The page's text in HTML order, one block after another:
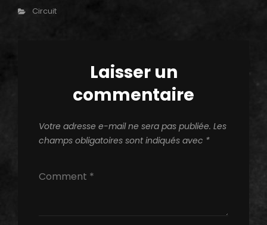
Categories
Circuit
Laisser un
commentaire
Votre adresse e-mail ne sera pas publiée. Les
champs obligatoires sont indiqués avec *